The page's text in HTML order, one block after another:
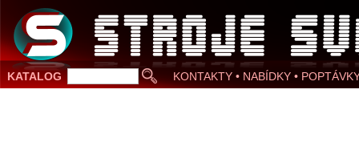
KATALOG KONTAKTY • NABÍDKY •